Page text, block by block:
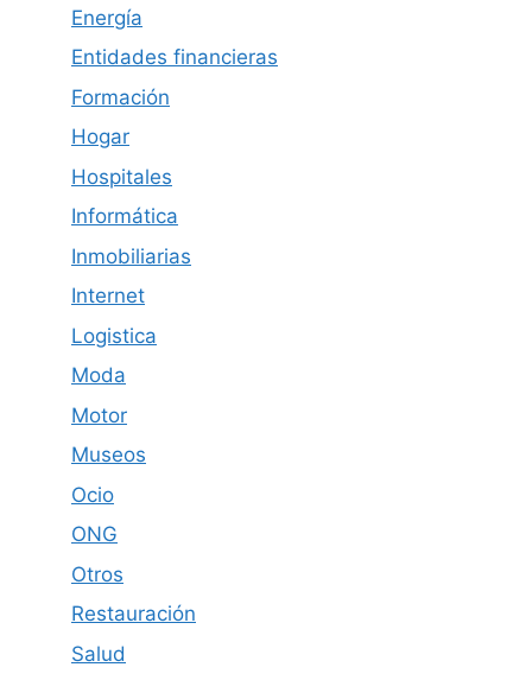
Energía
Entidades financieras
Formación
Hogar
Hospitales
Informática
Inmobiliarias
Internet
Logistica
Moda
Motor
Museos
Ocio
ONG
Otros
Restauración
Salud